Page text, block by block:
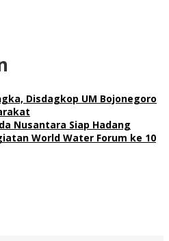
Disdagkop UM Bojonegoro
Nusantara Siap Hadang
World Water Forum ke 10